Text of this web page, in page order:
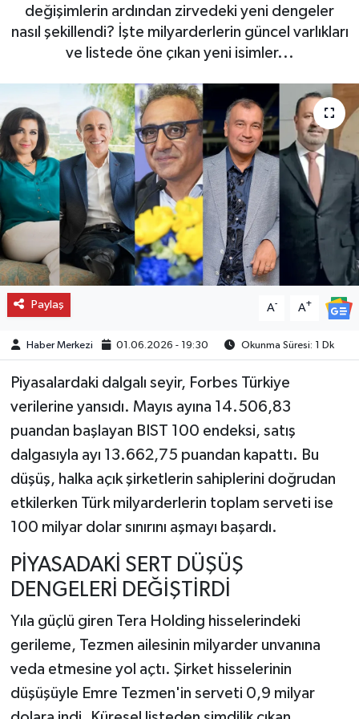
değişimlerin ardından zirvedeki yeni dengeler
nasıl şekillendi? İşte milyarderlerin güncel varlıkları
ve listede öne çıkan yeni isimler...
Paylaş A- A+
Haber Merkezi 01.06.2026 - 19:30 Okunma Süresi: 1 Dk
Piyasalardaki dalgalı seyir, Forbes Türkiye
verilerine yansıdı. Mayıs ayına 14.506,83
puandan başlayan BIST 100 endeksi, satış
dalgasıyla ayı 13.662,75 puandan kapattı. Bu
düşüş, halka açık şirketlerin sahiplerini doğrudan
etkilerken Türk milyarderlerin toplam serveti ise
100 milyar dolar sınırını aşmayı başardı.
PİYASADAKİ SERT DÜŞÜŞ
DENGELERİ DEĞİŞTİRDİ
Yıla güçlü giren Tera Holding hisselerindeki
gerileme, Tezmen ailesinin milyarder unvanına
veda etmesine yol açtı. Şirket hisselerinin
düşüşüyle Emre Tezmen'in serveti 0,9 milyar